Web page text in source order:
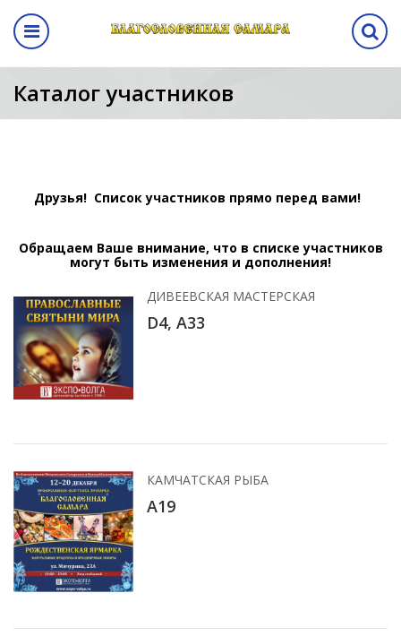
выставка
выставки
стенда
Назад
Программа
Программа выставки
Каталог участников
Друзья! Список участников прямо перед вами!
Обращаем Ваше внимание, что в списке участников
могут быть изменения и дополнения!
ДИВЕЕВСКАЯ МАСТЕРСКАЯ
D4, А33
КАМЧАТСКАЯ РЫБА
А19